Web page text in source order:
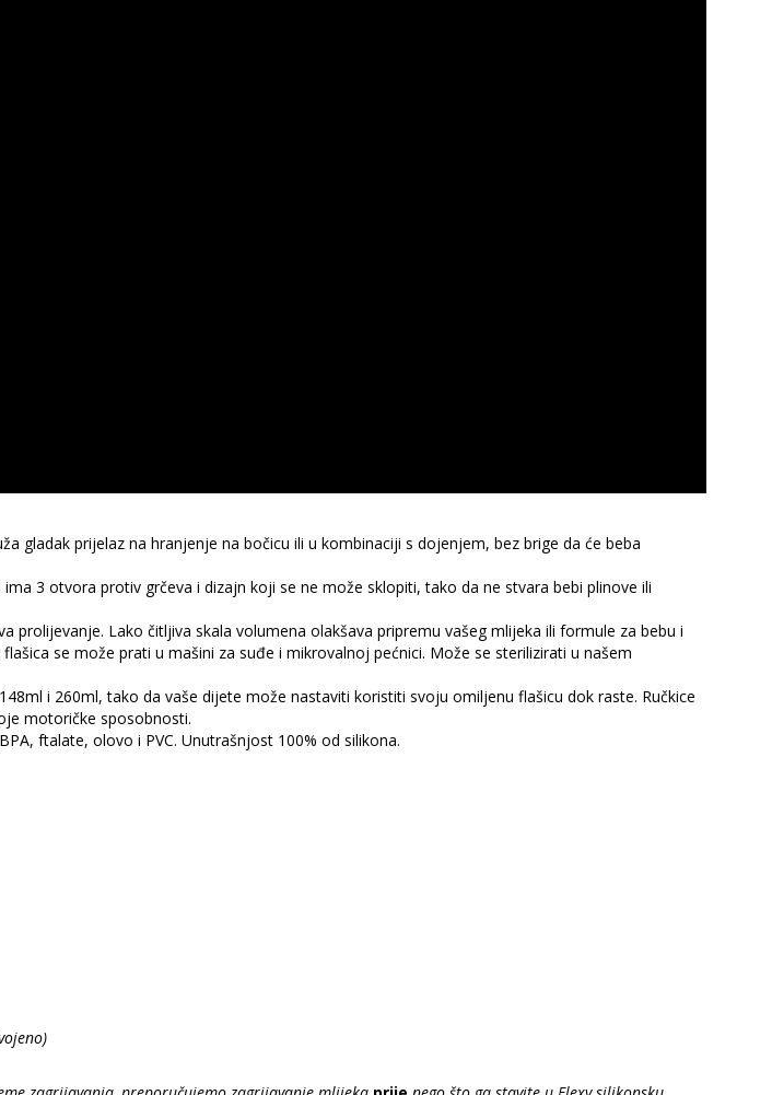
gladak prijelaz na hranjenje na bočicu ili u kombinaciji s dojenjem, bez brige da će beba
ima 3 otvora protiv grčeva i dizajn koji se ne može sklopiti, tako da ne stvara bebi plinove ili
prolijevanje. Lako čitljiva skala volumena olakšava pripremu vašeg mlijeka ili formule za bebu i
se može prati u mašini za suđe i mikrovalnoj pećnici. Može se sterilizirati u našem
i 260ml, tako da vaše dijete može nastaviti koristiti svoju omiljenu flašicu dok raste. Ručkice
motoričke sposobnosti.
ftalate, olovo i PVC. Unutrašnjost 100% od silikona.